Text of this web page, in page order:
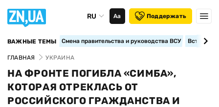
RU Аа Поддержать
ВАЖНЫЕ ТЕМЫ Смена правительства и руководства ВСУ
ГЛАВНАЯ УКРАИНА
НА ФРОНТЕ ПОГИБЛА «СИМБА»,
КОТОРАЯ ОТРЕКЛАСЬ ОТ
РОССИЙСКОГО ГРАЖДАНСТВА И